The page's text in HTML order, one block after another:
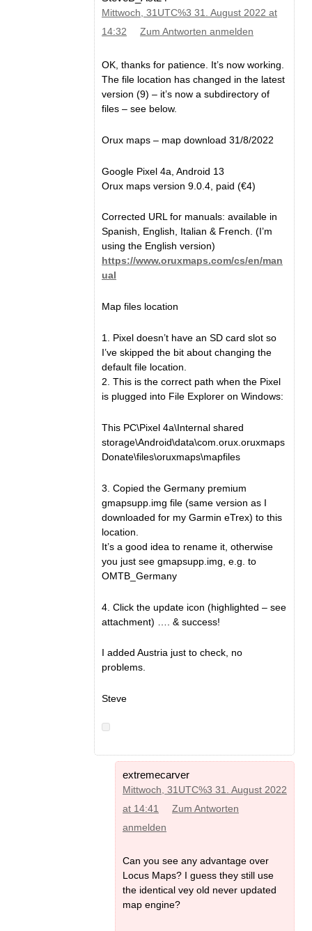
Mittwoch, 31UTC%3 31. August 2022 at
14:32
Zum Antworten anmelden
OK, thanks for patience. It’s now working.
The file location has changed in the latest
version (9) – it’s now a subdirectory of
files – see below.
Orux maps – map download 31/8/2022
Google Pixel 4a, Android 13
Orux maps version 9.0.4, paid (€4)
Corrected URL for manuals: available in
Spanish, English, Italian & French. (I’m
using the English version)
https://www.oruxmaps.com/cs/en/man
ual
Map files location
1. Pixel doesn’t have an SD card slot so
I’ve skipped the bit about changing the
default file location.
2. This is the correct path when the Pixel
is plugged into File Explorer on Windows:
This PC\Pixel 4a\Internal shared
storage\Android\data\com.orux.oruxmaps
Donate\files\oruxmaps\mapfiles
3. Copied the Germany premium
gmapsupp.img file (same version as I
downloaded for my Garmin eTrex) to this
location.
It’s a good idea to rename it, otherwise
you just see gmapsupp.img, e.g. to
OMTB_Germany
4. Click the update icon (highlighted – see
attachment) …. & success!
I added Austria just to check, no
problems.
Steve
extremecarver
Mittwoch, 31UTC%3 31. August 2022
at 14:41
Zum Antworten
anmelden
Can you see any advantage over
Locus Maps? I guess they still use
the identical vey old never updated
map engine?